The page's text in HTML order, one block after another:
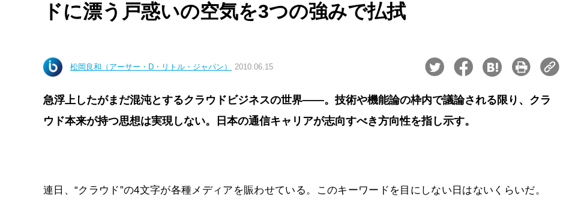
ドに漂う戸惑いの空気を3つの強みで払拭
松岡良和（アーサー・D・リトル・ジャパン） 2010.06.15
急浮上したがまだ混沌とするクラウドビジネスの世界――。技術や機能論の枠内で議論される限り、クラ
ウド本来が持つ思想は実現しない。日本の通信キャリアが志向すべき方向性を指し示す。
連日、“クラウド”の4文字が各種メディアを賑わせている。このキーワードを目にしない日はないくらいだ。